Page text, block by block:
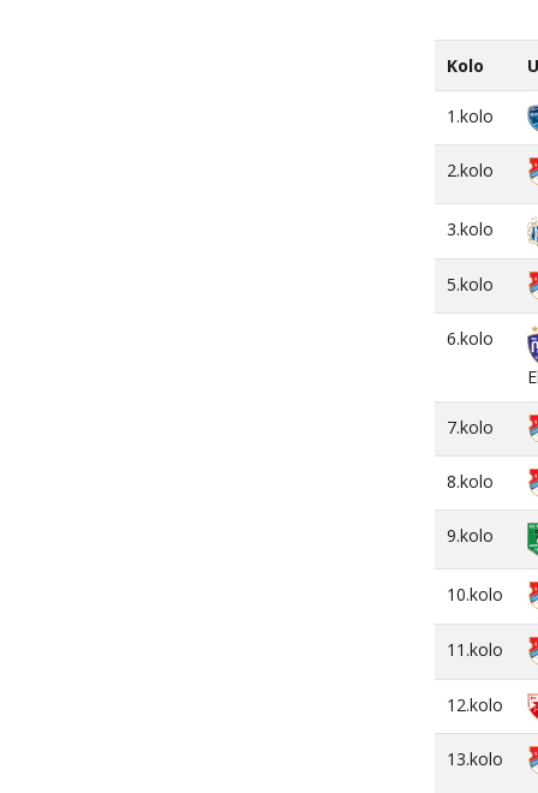
Kolo
1.kolo
2.kolo
3.kolo
5.kolo
6.kolo
7.kolo
8.kolo
9.kolo
10.kolo
11.kolo
12.kolo
13.kolo